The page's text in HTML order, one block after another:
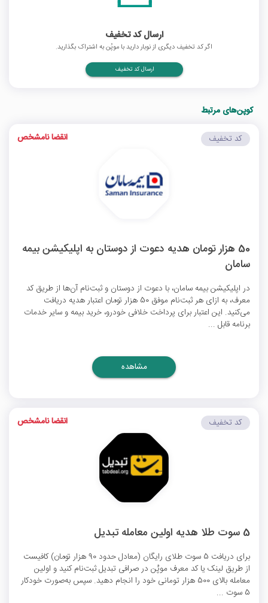
ارسال کد تخفیف
اگر کد تخفیف دیگری از نوبار دارید با موپُن به اشتراک بگذارید.
ارسال کد تخفیف
کوپن‌های مرتبط
50 هزار تومان هدیه دعوت از دوستان به اپلیکیشن بیمه
سامان
در اپلیکیشن بیمه سامان، با دعوت از دوستان و ثبت‌نام آن‌ها از طریق کد
معرف، به ازای هر ثبت‌نام موفق 50 هزار تومان اعتبار هدیه دریافت
می‌کنید. این اعتبار برای پرداخت خلافی خودرو، خرید بیمه و سایر خدمات
برنامه قابل ...
کد تخفیف انقضا نامشخص
مشاهده
5 سوت طلا هدیه اولین معامله تبدیل
برای دریافت 5 سوت طلای رایگان (معادل حدود 90 هزار تومان) کافیست
از طریق لینک یا کد معرف موپُن در صرافی تبدیل ثبت‌نام کنید و اولین
معامله بالای 500 هزار تومانی خود را انجام دهید. سپس به‌صورت خودکار
5 سوت ...
کد تخفیف انقضا نامشخص